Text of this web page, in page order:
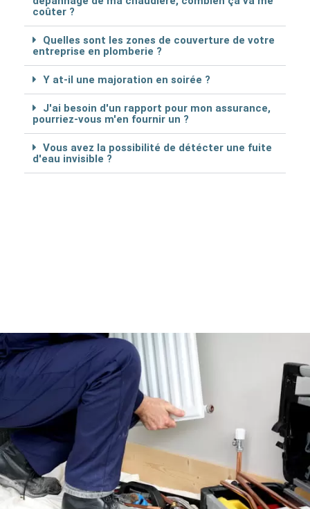
coûter ?
Quelles sont les zones de couverture de votre
entreprise en plomberie ?
Y at-il une majoration en soirée ?
J'ai besoin d'un rapport pour mon assurance,
pourriez-vous m'en fournir un ?
Vous avez la possibilité de détécter une fuite
d'eau invisible ?